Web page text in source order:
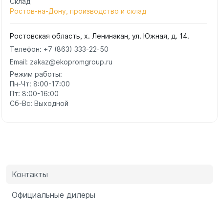
Ростов-на-Дону, производство и склад
Ростовская область, х. Ленинакан, ул. Южная, д. 14.
Телефон: +7 (863) 333-22-50
Email: zakaz@ekopromgroup.ru
Режим работы:
Пн-Чт: 8:00-17:00
Пт: 8:00-16:00
Сб-Вс: Выходной
Контакты
Официальные дилеры